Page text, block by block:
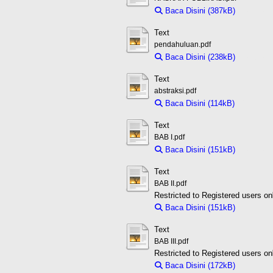
Baca Disini (387kB)
Text
pendahuluan.pdf
Baca Disini (238kB)
Text
abstraksi.pdf
Baca Disini (114kB)
Text
BAB I.pdf
Baca Disini (151kB)
Text
BAB II.pdf
Restricted to Registered users
Baca Disini (151kB)
Text
BAB III.pdf
Restricted to Registered users
Baca Disini (172kB)